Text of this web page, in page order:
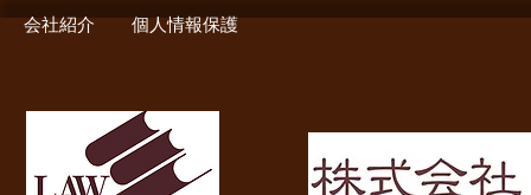
会社紹介 個人情報保護